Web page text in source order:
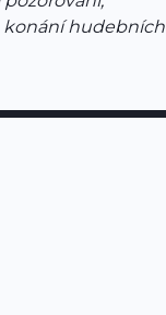
hudebních